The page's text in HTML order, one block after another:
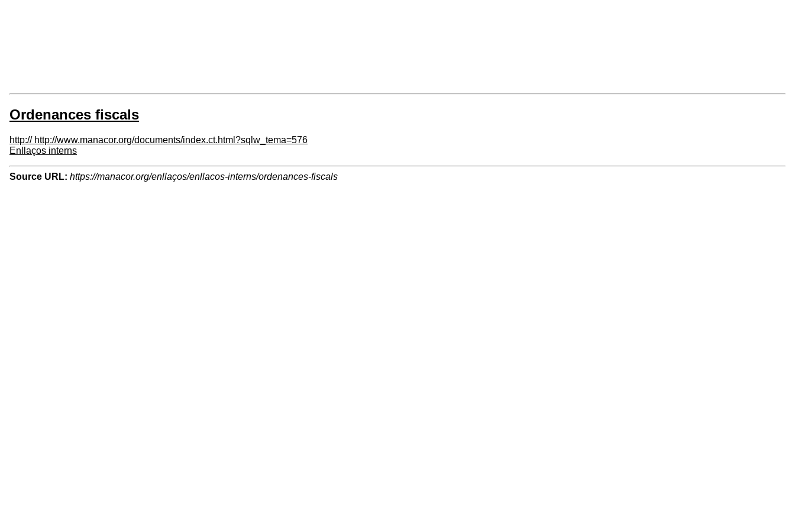
Ordenances fiscals
http:// http://www.manacor.org/documents/index.ct.html?sqlw_tema=576
Enllaços interns
Source URL: https://manacor.org/enllaços/enllacos-interns/ordenances-fiscals